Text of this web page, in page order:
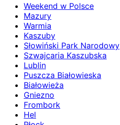
Weekend w Polsce
Mazury
Warmia
Kaszuby
Słowiński Park Narodowy
Szwajcaria Kaszubska
Lublin
Puszcza Białowieska
Białowieża
Gniezno
Frombork
Hel